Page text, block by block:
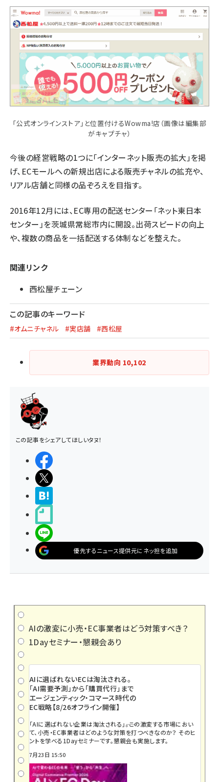
「公式オンラインストア」と位置付けるWowma!店（画像は編集部
がキャプチャ）
今後の経営戦略の1つに「インターネット販売の拡大」を掲
げ、ECモールへの新規出店による販売チャネルの拡充や、
リアル店舗と同様の品ぞろえを目指す。
2016年12月には、EC専用の配送センター「ネット東日本
センター」を茨城県常総市内に開設。出荷スピードの向上
や、複数の商品を一括配送する体制などを整えた。
関連リンク
西松屋チェーン
この記事のキーワード
#オムニチャネル #実店舗 #西松屋
業界動向 10,102
この記事をシェアしてほしいタヌ！
優先するニュース提供元にネッ担を追加
AIの激変に小売・EC事業者はどう対策すべき？
1Dayセミナー・懇親会あり
AIに選ばれないECは淘汰される。
「AI需要予測」から「購買代行」まで
エージェンティック・コマース時代の
EC戦略【8/26オフライン開催】
「AIに選ばれない企業は淘汰される」――。この激変する市場におい
て、小売・EC事業者はどのような対策を打つべきなのか？ そのヒ
ントを学べる1Dayセミナーです。懇親会も実施します。
7月23日 15:50